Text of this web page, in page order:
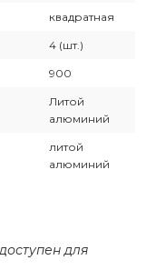
квадратная
4 (шт.)
900
Литой
алюминий
литой
алюминий
для